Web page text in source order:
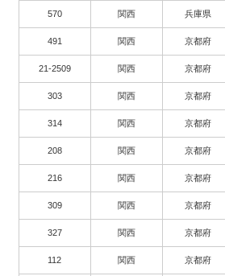
570 関西 兵庫県
491 関西 京都府
21-2509 関西 京都府
303 関西 京都府
314 関西 京都府
208 関西 京都府
216 関西 京都府
309 関西 京都府
327 関西 京都府
112 関西 京都府